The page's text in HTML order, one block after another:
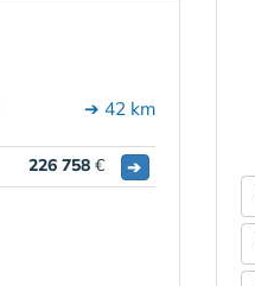
➔ 42 km
226 758 € ➔